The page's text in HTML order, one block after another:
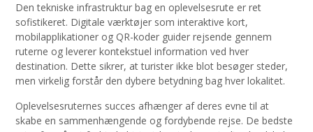
Den tekniske infrastruktur bag en oplevelsesrute er ret
sofistikeret. Digitale værktøjer som interaktive kort,
mobilapplikationer og QR-koder guider rejsende gennem
ruterne og leverer kontekstuel information ved hver
destination. Dette sikrer, at turister ikke blot besøger steder,
men virkelig forstår den dybere betydning bag hver lokalitet.
Oplevelsesruternes succes afhænger af deres evne til at
skabe en sammenhængende og fordybende rejse. De bedste